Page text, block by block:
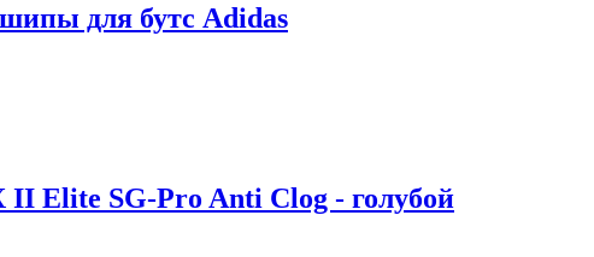
для бутс Adidas
Elite SG-Pro Anti Clog - голубой